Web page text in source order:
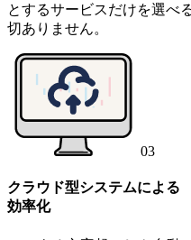
とするサービスだけを選べ
切ありません。
03
クラウド型システムによる
効率化